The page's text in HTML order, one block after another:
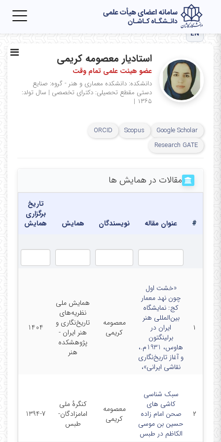
EN
استادیار معصومه کریمی
عضو هیئت علمی تمام وقت
دانشکده: دانشکده معماری و هنر - گروه: صنایع
دستی مقطع تحصیلی: دکترای تخصصی | سال تولد:
۱۳۶۵ |
Google Scholar
Scopus
ORCID
Research GATE
مقالات در همایش ها
# عنوان مقاله نویسندگان همایش
تاریخ
برگزاری
همایش
۱
«خشت اول
چون نهد معمار
کج: نمایشگاه
بین‌المللی هنر
ایران در
برلینگتون
هاوس، 1931م.،
و آغاز تاریخ‌نگاری
نقاشی ایرانی»،
معصومه
کریمی
همایش ملی
نظریه‌های
تاریخ‌نگاری و
هنر ایران -
پژوهشکده
هنر
1404
۲
سبک شناسی
کاشی های
صحن امام زاده
حسین بن موسی
الکاظم در طبس
معصومه
کریمی
کنگرۀ ملی
امامزادگان-
طبس
1394-7